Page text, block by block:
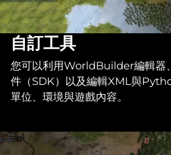
自訂工具
您可以利用WorldBuilder編輯器
件（SDK）以及編輯XML與
單位、環境與遊戲內容。